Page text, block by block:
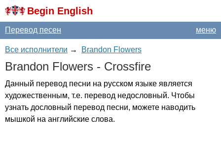
Begin English
меню
Перевод песен
Все исполнители → Brandon Flowers
Brandon Flowers - Crossfire
Данный перевод песни на русском языке является
художественным, т.е. перевод недословный. Чтобы
узнать дословный перевод песни, можете наводить
мышкой на английские слова.